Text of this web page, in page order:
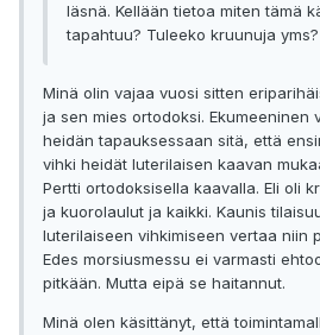
läsnä. Kellään tietoa miten tämä
tapahtuu? Tuleeko kruunuja yms?
Minä olin vajaa vuosi sitten
ja sen mies ortodoksi. Ekumeeninen
heidän tapauksessaan sitä, että
vihki heidät luterilaisen kaavan
Pertti ortodoksisella kaavalla. Eli oli
ja kuorolaulut ja kaikki. Kaunis
luterilaiseen vihkimiseen vertaa niin
Edes morsiusmessu ei varmasti
pitkään. Mutta eipä se haitannut.
Minä olen käsittänyt, että